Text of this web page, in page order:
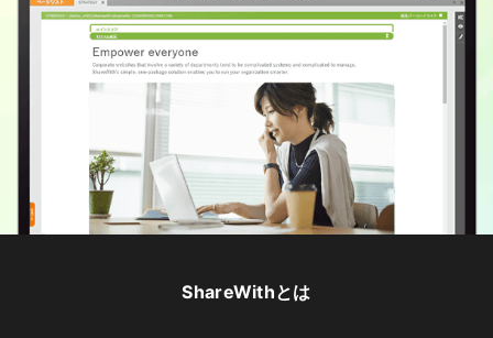
ShareWithとは